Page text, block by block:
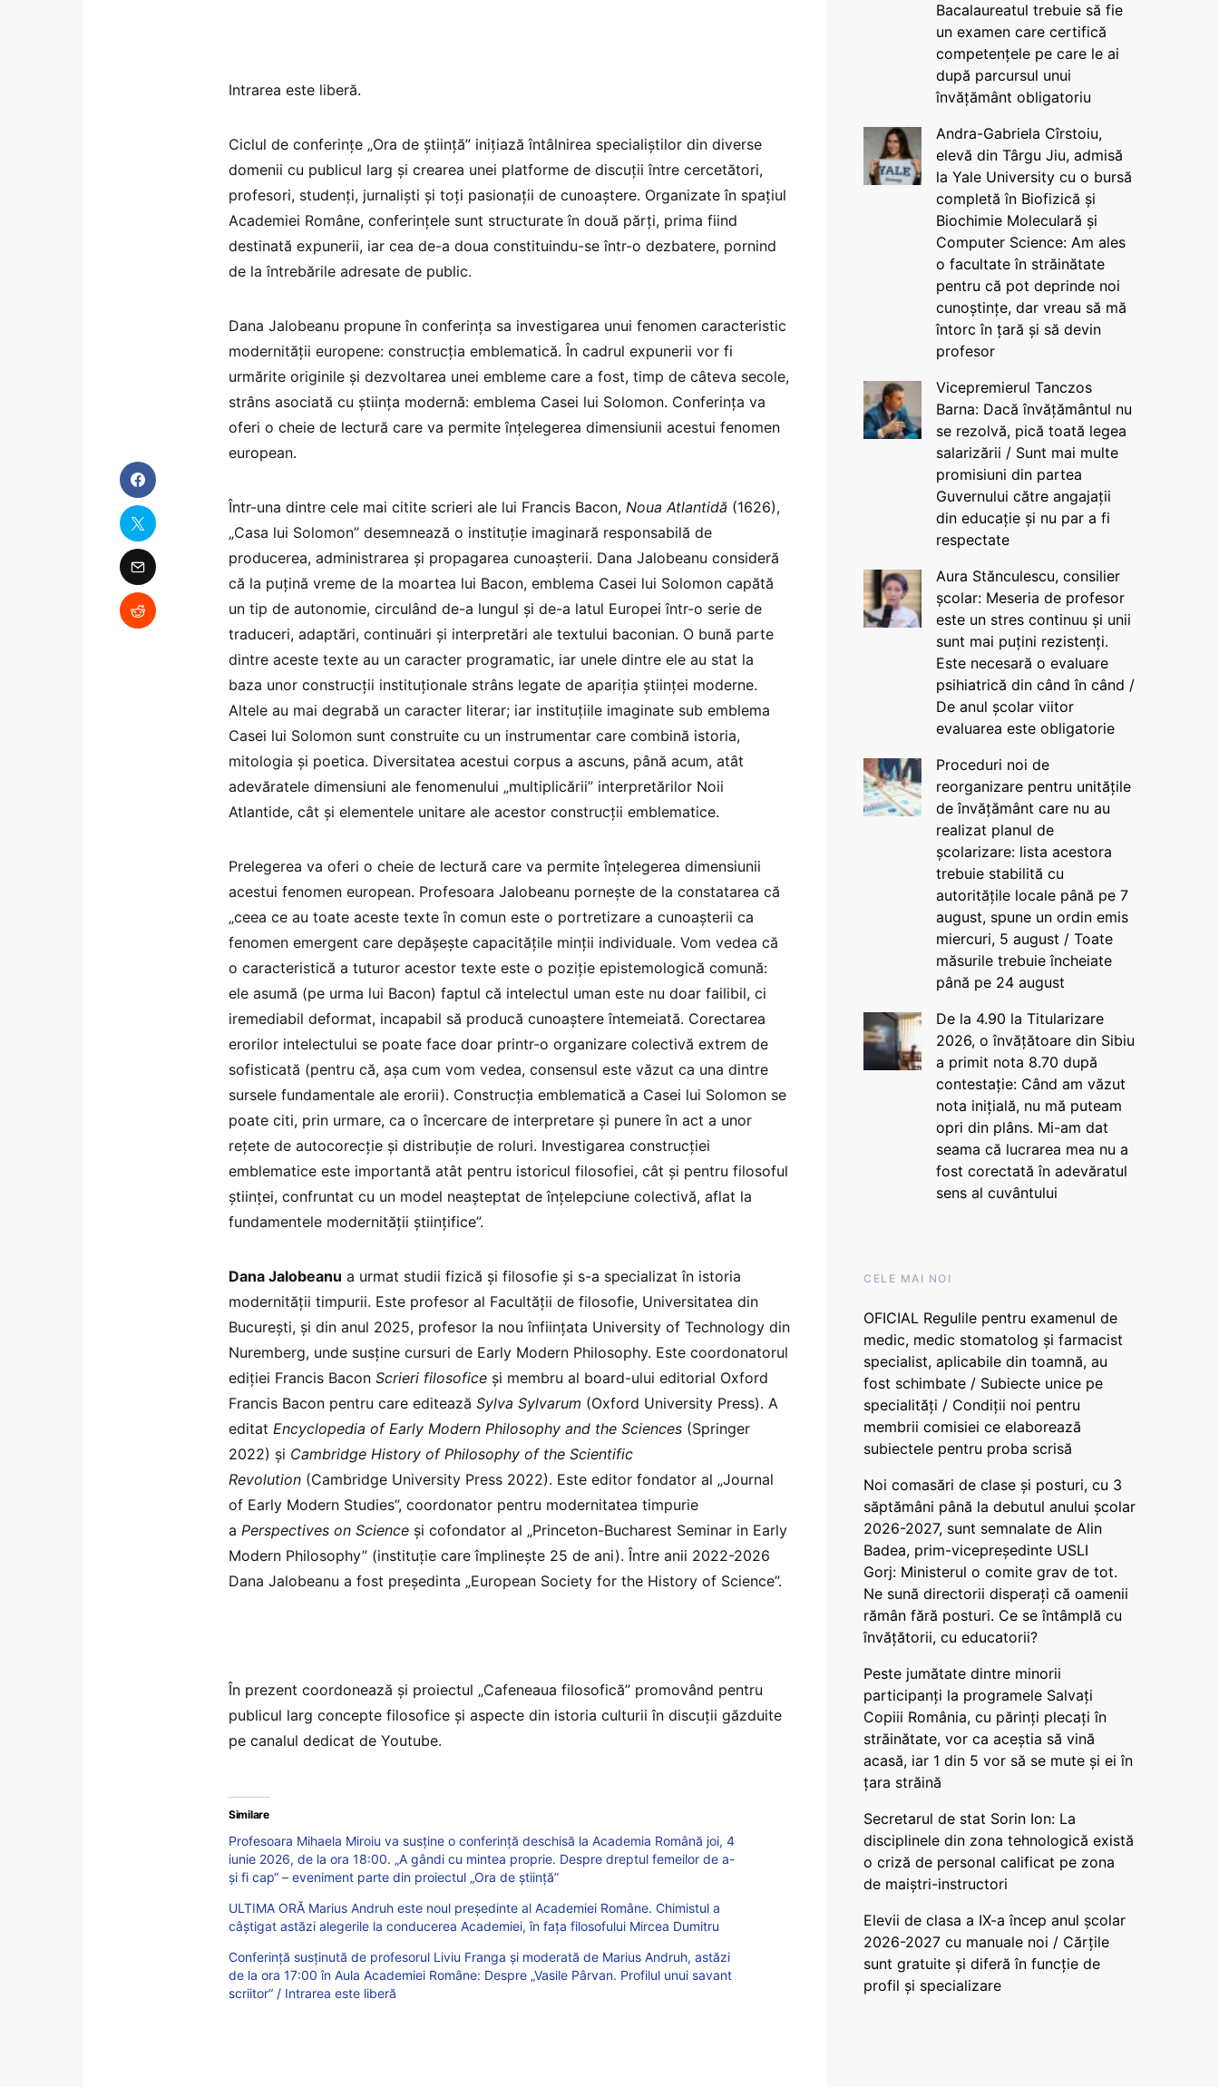
Intrarea este liberă.
Ciclul de conferințe „Ora de știință” inițiază întâlnirea specialiștilor din diverse
domenii cu publicul larg și crearea unei platforme de discuții între cercetători,
profesori, studenți, jurnaliști și toți pasionații de cunoaștere. Organizate în spațiul
Academiei Române, conferințele sunt structurate în două părți, prima fiind
destinată expunerii, iar cea de-a doua constituindu-se într-o dezbatere, pornind
de la întrebările adresate de public.
Dana Jalobeanu propune în conferința sa investigarea unui fenomen caracteristic
modernității europene: construcția emblematică. În cadrul expunerii vor fi
urmărite originile și dezvoltarea unei embleme care a fost, timp de câteva secole,
strâns asociată cu știința modernă: emblema Casei lui Solomon. Conferința va
oferi o cheie de lectură care va permite înțelegerea dimensiunii acestui fenomen
european.
Într-una dintre cele mai citite scrieri ale lui Francis Bacon, Noua Atlantidă (1626),
„Casa lui Solomon” desemnează o instituție imaginară responsabilă de
producerea, administrarea și propagarea cunoașterii. Dana Jalobeanu consideră
că la puțină vreme de la moartea lui Bacon, emblema Casei lui Solomon capătă
un tip de autonomie, circulând de-a lungul și de-a latul Europei într-o serie de
traduceri, adaptări, continuări și interpretări ale textului baconian. O bună parte
dintre aceste texte au un caracter programatic, iar unele dintre ele au stat la
baza unor construcții instituționale strâns legate de apariția științei moderne.
Altele au mai degrabă un caracter literar; iar instituțiile imaginate sub emblema
Casei lui Solomon sunt construite cu un instrumentar care combină istoria,
mitologia și poetica. Diversitatea acestui corpus a ascuns, până acum, atât
adevăratele dimensiuni ale fenomenului „multiplicării” interpretărilor Noii
Atlantide, cât și elementele unitare ale acestor construcții emblematice.
Prelegerea va oferi o cheie de lectură care va permite înțelegerea dimensiunii
acestui fenomen european. Profesoara Jalobeanu pornește de la constatarea că
„ceea ce au toate aceste texte în comun este o portretizare a cunoașterii ca
fenomen emergent care depășește capacitățile minții individuale. Vom vedea că
o caracteristică a tuturor acestor texte este o poziție epistemologică comună:
ele asumă (pe urma lui Bacon) faptul că intelectul uman este nu doar failibil, ci
iremediabil deformat, incapabil să producă cunoaștere întemeiată. Corectarea
erorilor intelectului se poate face doar printr-o organizare colectivă extrem de
sofisticată (pentru că, așa cum vom vedea, consensul este văzut ca una dintre
sursele fundamentale ale erorii). Construcția emblematică a Casei lui Solomon se
poate citi, prin urmare, ca o încercare de interpretare și punere în act a unor
rețete de autocorecție și distribuție de roluri. Investigarea construcției
emblematice este importantă atât pentru istoricul filosofiei, cât și pentru filosoful
științei, confruntat cu un model neașteptat de înțelepciune colectivă, aflat la
fundamentele modernității științifice”.
Dana Jalobeanu a urmat studii fizică și filosofie și s-a specializat în istoria
modernității timpurii. Este profesor al Facultății de filosofie, Universitatea din
București, și din anul 2025, profesor la nou înființata University of Technology din
Nuremberg, unde susține cursuri de Early Modern Philosophy. Este coordonatorul
ediției Francis Bacon Scrieri filosofice și membru al board-ului editorial Oxford
Francis Bacon pentru care editează Sylva Sylvarum (Oxford University Press). A
editat Encyclopedia of Early Modern Philosophy and the Sciences (Springer
2022) și Cambridge History of Philosophy of the Scientific
Revolution (Cambridge University Press 2022). Este editor fondator al „Journal
of Early Modern Studies”, coordonator pentru modernitatea timpurie
a Perspectives on Science și cofondator al „Princeton-Bucharest Seminar in Early
Modern Philosophy” (instituție care împlinește 25 de ani). Între anii 2022-2026
Dana Jalobeanu a fost președinta „European Society for the History of Science”.
În prezent coordonează și proiectul „Cafeneaua filosofică” promovând pentru
publicul larg concepte filosofice și aspecte din istoria culturii în discuții găzduite
pe canalul dedicat de Youtube.
Similare
Profesoara Mihaela Miroiu va susține o conferință deschisă la Academia Română joi, 4
iunie 2026, de la ora 18:00. „A gândi cu mintea proprie. Despre dreptul femeilor de a-
și fi cap“ – eveniment parte din proiectul „Ora de știință”
ULTIMA ORĂ Marius Andruh este noul președinte al Academiei Române. Chimistul a
câștigat astăzi alegerile la conducerea Academiei, în fața filosofului Mircea Dumitru
Conferință susținută de profesorul Liviu Franga și moderată de Marius Andruh, astăzi
de la ora 17:00 în Aula Academiei Române: Despre „Vasile Pârvan. Profilul unui savant
scriitor“ / Intrarea este liberă
Bacalaureatul trebuie să fie
un examen care certifică
competențele pe care le ai
după parcursul unui
învățământ obligatoriu
Andra-Gabriela Cîrstoiu,
elevă din Târgu Jiu, admisă
la Yale University cu o bursă
completă în Biofizică și
Biochimie Moleculară și
Computer Science: Am ales
o facultate în străinătate
pentru că pot deprinde noi
cunoștințe, dar vreau să mă
întorc în țară și să devin
profesor
Vicepremierul Tanczos
Barna: Dacă învățământul nu
se rezolvă, pică toată legea
salarizării / Sunt mai multe
promisiuni din partea
Guvernului către angajații
din educație și nu par a fi
respectate
Aura Stănculescu, consilier
școlar: Meseria de profesor
este un stres continuu și unii
sunt mai puțini rezistenți.
Este necesară o evaluare
psihiatrică din când în când /
De anul școlar viitor
evaluarea este obligatorie
Proceduri noi de
reorganizare pentru unitățile
de învățământ care nu au
realizat planul de
școlarizare: lista acestora
trebuie stabilită cu
autoritățile locale până pe 7
august, spune un ordin emis
miercuri, 5 august / Toate
măsurile trebuie încheiate
până pe 24 august
De la 4.90 la Titularizare
2026, o învățătoare din Sibiu
a primit nota 8.70 după
contestație: Când am văzut
nota inițială, nu mă puteam
opri din plâns. Mi-am dat
seama că lucrarea mea nu a
fost corectată în adevăratul
sens al cuvântului
CELE MAI NOI
OFICIAL Regulile pentru examenul de
medic, medic stomatolog și farmacist
specialist, aplicabile din toamnă, au
fost schimbate / Subiecte unice pe
specialități / Condiții noi pentru
membrii comisiei ce elaborează
subiectele pentru proba scrisă
Noi comasări de clase și posturi, cu 3
săptămâni până la debutul anului școlar
2026-2027, sunt semnalate de Alin
Badea, prim-vicepreședinte USLI
Gorj: Ministerul o comite grav de tot.
Ne sună directorii disperați că oamenii
rămân fără posturi. Ce se întâmplă cu
învățătorii, cu educatorii?
Peste jumătate dintre minorii
participanți la programele Salvați
Copiii România, cu părinți plecați în
străinătate, vor ca aceștia să vină
acasă, iar 1 din 5 vor să se mute și ei în
țara străină
Secretarul de stat Sorin Ion: La
disciplinele din zona tehnologică există
o criză de personal calificat pe zona
de maiștri-instructori
Elevii de clasa a IX-a încep anul școlar
2026-2027 cu manuale noi / Cărțile
sunt gratuite și diferă în funcție de
profil și specializare